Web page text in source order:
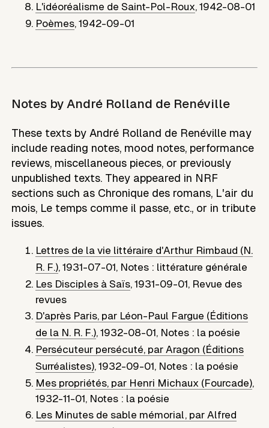
L'idéoréalisme de Saint-Pol-Roux,1942-08-01
Poèmes,1942-09-01
Notes by André Rolland de Renéville
These texts by André Rolland de Renéville may
include reading notes, mood notes, performance
reviews, miscellaneous pieces, or previously
unpublished texts. They appeared in NRF
sections such as Chronique des romans, L'air du
mois, Le temps comme il passe, etc., or in tribute
issues.
Lettres de la vie littéraire d'Arthur Rimbaud (N.
R. F.),1931-07-01, Notes : littérature générale
Les Disciples à Saïs,1931-09-01, Revue des
revues
D'après Paris, par Léon-Paul Fargue (Éditions
de la N. R. F.),1932-08-01, Notes : la poésie
Persécuteur persécuté, par Aragon (Éditions
Surréalistes),1932-09-01, Notes : la poésie
Mes propriétés, par Henri Michaux (Fourcade),
1932-11-01, Notes : la poésie
Les Minutes de sable mémorial, par Alfred